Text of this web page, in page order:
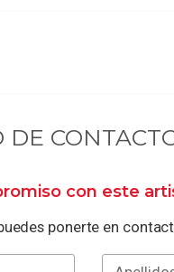
DE
con este
ponerte en